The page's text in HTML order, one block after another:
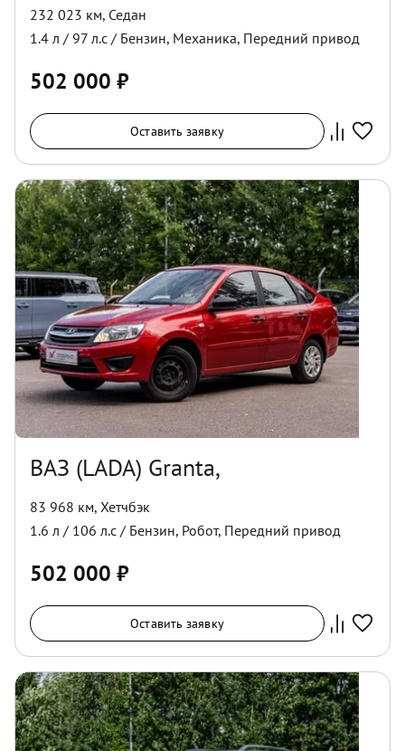
232 023 км, Седан
1.4 л / 97 л.с / Бензин, Механика, Передний привод
502 000 ₽
Оставить заявку
ВАЗ (LADA) Granta,
83 968 км, Хетчбэк
1.6 л / 106 л.с / Бензин, Робот, Передний привод
502 000 ₽
Оставить заявку